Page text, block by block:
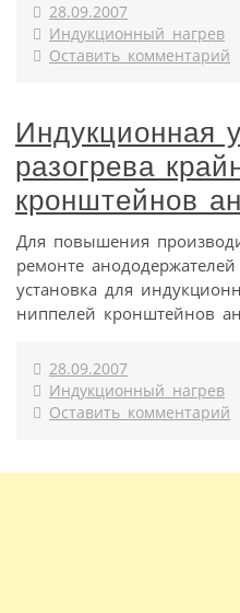
28.09.2007
Индукционный нагрев
Оставить комментарий
Индукционная
разогрева
кронштейнов
Для повышения
ремонте анододержателей
установка для
ниппелей кронштейнов
28.09.2007
Индукционный нагрев
Оставить комментарий